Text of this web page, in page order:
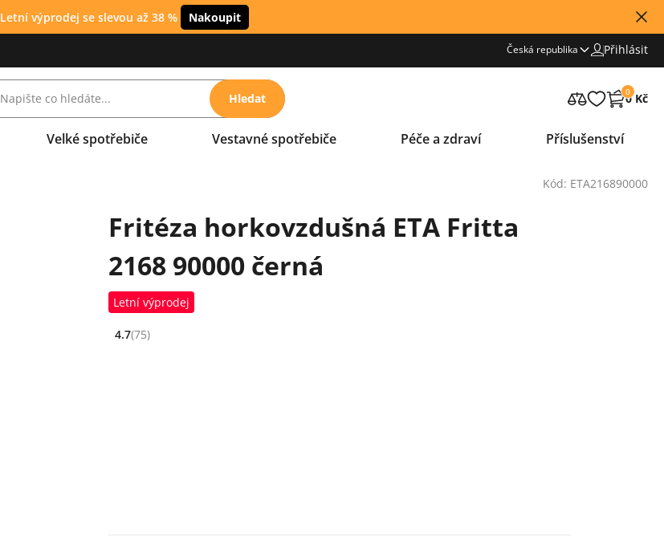
Letní výprodej se slevou až 38 % Nakoupit
Česká republika Přihlásit
Hledat 0
0 Kč
Velké spotřebiče Vestavné spotřebiče Péče a zdraví Příslušenství
Kód: ETA216890000
Fritéza horkovzdušná ETA Fritta
2168 90000 černá
Letní výprodej
Hodnocení: 4.7 z 5 (75 recenzí)
4.7(75)